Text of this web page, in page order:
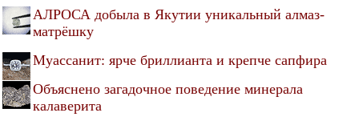
АЛРОСА добыла в Якутии уникальный алмаз-
матрёшку
Муассанит: ярче бриллианта и крепче сапфира
Объяснено загадочное поведение минерала
калаверита